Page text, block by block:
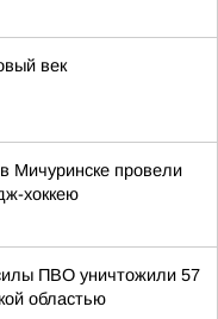
век
Мичуринске провели
хоккею
ПВО уничтожили 57
областью